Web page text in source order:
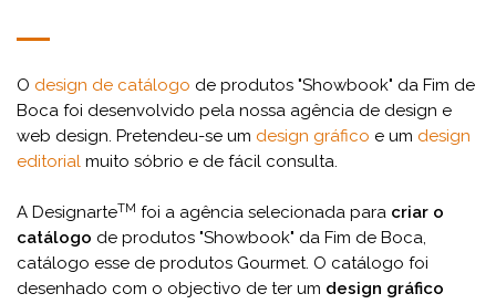
O design de catálogo de produtos "Showbook" da Fim de
Boca foi desenvolvido pela nossa agência de design e
web design. Pretendeu-se um design gráfico e um design
editorial muito sóbrio e de fácil consulta.
A DesignarteTM foi a agência selecionada para criar o
catálogo de produtos "Showbook" da Fim de Boca,
catálogo esse de produtos Gourmet. O catálogo foi
desenhado com o objectivo de ter um design gráfico